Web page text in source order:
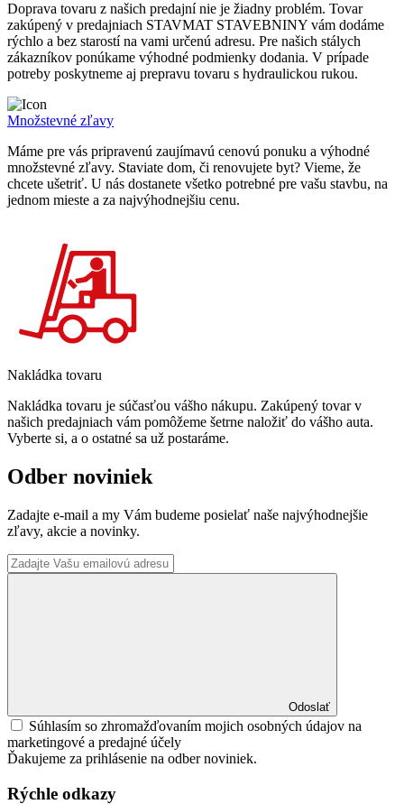
Doprava tovaru z našich predajní nie je žiadny problém. Tovar
zakúpený v predajniach STAVMAT STAVEBNINY vám dodáme
rýchlo a bez starostí na vami určenú adresu. Pre našich stálych
zákazníkov ponúkame výhodné podmienky dodania. V prípade
potreby poskytneme aj prepravu tovaru s hydraulickou rukou.
Množstevné zľavy
Máme pre vás pripravenú zaujímavú cenovú ponuku a výhodné
množstevné zľavy. Staviate dom, či renovujete byt? Vieme, že
chcete ušetriť. U nás dostanete všetko potrebné pre vašu stavbu, na
jednom mieste a za najvýhodnejšiu cenu.
Nakládka tovaru
Nakládka tovaru je súčasťou vášho nákupu. Zakúpený tovar v
našich predajniach vám pomôžeme šetrne naložiť do vášho auta.
Vyberte si, a o ostatné sa už postaráme.
Odber noviniek
Zadajte e-mail a my Vám budeme posielať naše najvýhodnejšie
zľavy, akcie a novinky.
Odoslať
Súhlasím so zhromažďovaním mojich osobných údajov na
marketingové a predajné účely
Ďakujeme za prihlásenie na odber noviniek.
Rýchle odkazy